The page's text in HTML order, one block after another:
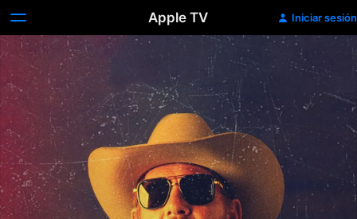
Apple TV Iniciar sesión